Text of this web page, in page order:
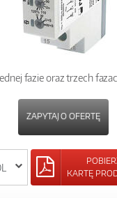
fazie oraz trzech
ZAPYTAJ O OFERTĘ
KARTĘ